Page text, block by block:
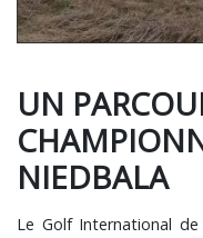
UN
NIEDBALA
Le Golf International